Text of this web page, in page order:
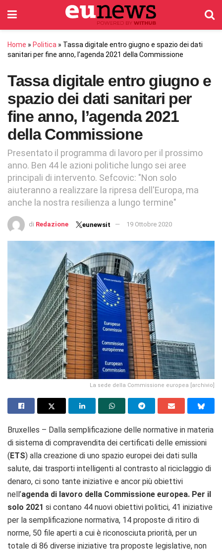
Home » Politica » Tassa digitale entro giugno e spazio dei dati
sanitari per fine anno, l’agenda 2021 della Commissione
Tassa digitale entro giugno e
spazio dei dati sanitari per
fine anno, l’agenda 2021
della Commissione
Presentato il programma di lavoro per il prossimo
anno. Ben 44 le azioni politiche lungo sei aree
principali di intervento. Sefcovic: "Non solo
aiuteranno a realizzare la ripresa dell'Europa, ma
anche la nostra resilienza a lungo termine"
di Redazione eunewsit 19 Ottobre 2020
La sede della Commissione europea [archivio]
Bruxelles – Dalla semplificazione delle normative in materia
di sistema di compravendita dei certificati delle emissioni
(ETS) alla creazione di uno spazio europei dei dati sulla
salute, dai trasporti intelligenti al contrasto al riciclaggio di
denaro, ci sono tante iniziative e ancor più obiettivi
nell’agenda di lavoro della Commissione europea. Per il
solo 2021 si contano 44 nuovi obiettivi politici, 41 iniziative
per la semplificazione normativa, 14 proposte di ritiro di
norme, 50 file aperti a cui è riconosciuta priorità, per un
totale di 86 diverse iniziative tra proposte legislative, non